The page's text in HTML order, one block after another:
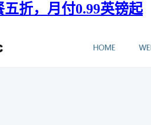
折，月付0.99英镑起